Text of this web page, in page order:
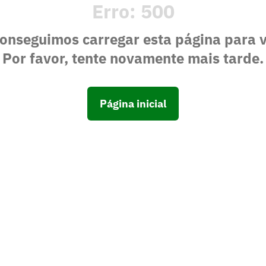
Erro: 500
carregar esta página para
Por favor, tente novamente mais tarde.
Página inicial